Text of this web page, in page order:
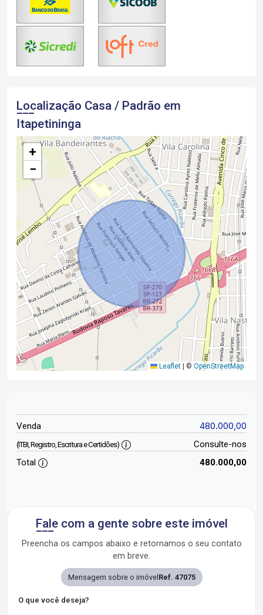
Localização Casa / Padrão em
Itapetininga
+
−
Leaflet | © OpenStreetMap
Venda 480.000,00
(ITBI, Registro, Escritura e Certidões)
Consulte-nos
Total
480.000,00
Fale com a gente sobre este imóvel
Preencha os campos abaixo e retornamos o seu contato
em breve.
Mensagem sobre o imóvelRef. 47075
O que você deseja?